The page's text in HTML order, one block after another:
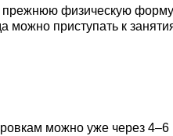
физическую
можно приступать к
можно уже через 4–6